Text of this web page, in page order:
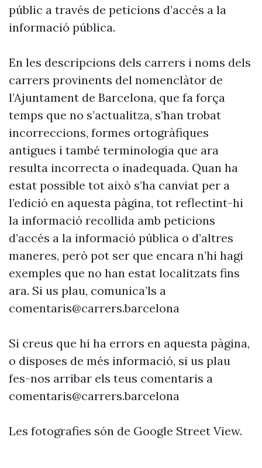
públic a través de peticions d’accés a la
informació pública.
En les descripcions dels carrers i noms dels
carrers provinents del nomenclàtor de
l’Ajuntament de Barcelona, que fa força
temps que no s’actualitza, s’han trobat
incorreccions, formes ortogràfiques
antigues i també terminologia que ara
resulta incorrecta o inadequada. Quan ha
estat possible tot això s’ha canviat per a
l’edició en aquesta pàgina, tot reflectint-hi
la informació recollida amb peticions
d’accés a la informació pública o d’altres
maneres, però pot ser que encara n’hi hagi
exemples que no han estat localitzats fins
ara. Si us plau, comunica’ls a
comentaris@carrers.barcelona
Si creus que hi ha errors en aquesta pàgina,
o disposes de més informació, si us plau
fes-nos arribar els teus comentaris a
comentaris@carrers.barcelona
Les fotografies són de Google Street View.